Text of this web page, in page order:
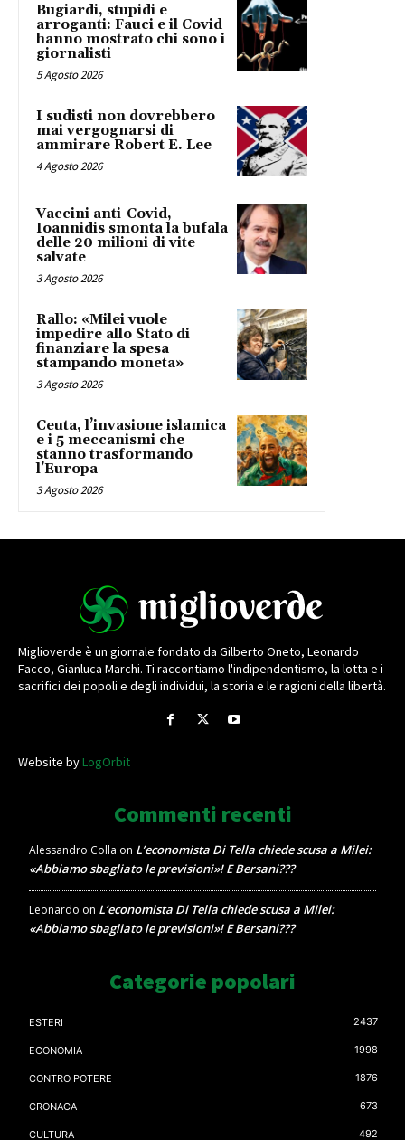
Bugiardi, stupidi e
arroganti: Fauci e il Covid
hanno mostrato chi sono i
giornalisti
5 Agosto 2026
I sudisti non dovrebbero
mai vergognarsi di
ammirare Robert E. Lee
4 Agosto 2026
Vaccini anti-Covid,
Ioannidis smonta la bufala
delle 20 milioni di vite
salvate
3 Agosto 2026
Rallo: «Milei vuole
impedire allo Stato di
finanziare la spesa
stampando moneta»
3 Agosto 2026
Ceuta, l’invasione islamica
e i 5 meccanismi che
stanno trasformando
l’Europa
3 Agosto 2026
Miglioverde è un giornale fondato da Gilberto Oneto, Leonardo
Facco, Gianluca Marchi. Ti raccontiamo l'indipendentismo, la lotta e i
sacrifici dei popoli e degli individui, la storia e le ragioni della libertà.
Website byLogOrbit
Commenti recenti
Alessandro Colla on L’economista Di Tella chiede scusa a Milei:
«Abbiamo sbagliato le previsioni»! E Bersani???
Leonardo on L’economista Di Tella chiede scusa a Milei:
«Abbiamo sbagliato le previsioni»! E Bersani???
Categorie popolari
ESTERI 2437
ECONOMIA 1998
CONTRO POTERE 1876
CRONACA 673
CULTURA 492